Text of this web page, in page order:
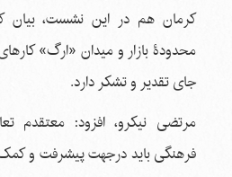
کرمان هم در این نشست، بیان
محدودۀ بازار و میدان «ارگ»
جای تقدیر و تشکر دارد.
مرتضی نیکرو، افزود: معتقدم
فرهنگی باید درجهت پیشرفت و کمک